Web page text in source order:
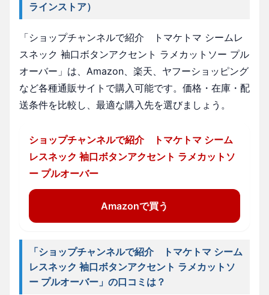
ラインストア）
「ショップチャンネルで紹介 トマケトマ シームレ
スネック 袖口ボタンアクセント ラメカットソー プル
オーバー」は、Amazon、楽天、ヤフーショッピング
など各種通販サイトで購入可能です。価格・在庫・配
送条件を比較し、最適な購入先を選びましょう。
ショップチャンネルで紹介 トマケトマ シーム
レスネック 袖口ボタンアクセント ラメカットソ
ー プルオーバー
Amazonで買う
「ショップチャンネルで紹介 トマケトマ シーム
レスネック 袖口ボタンアクセント ラメカットソ
ー プルオーバー」の口コミは？